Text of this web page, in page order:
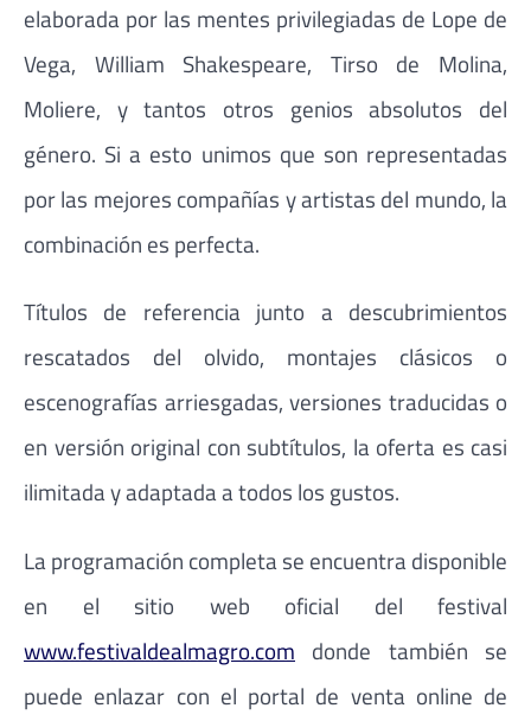
elaborada por las mentes privilegiadas de Lope de
Vega, William Shakespeare, Tirso de Molina,
Moliere, y tantos otros genios absolutos del
género. Si a esto unimos que son representadas
por las mejores compañías y artistas del mundo, la
combinación es perfecta.
Títulos de referencia junto a descubrimientos
rescatados del olvido, montajes clásicos o
escenografías arriesgadas, versiones traducidas o
en versión original con subtítulos, la oferta es casi
ilimitada y adaptada a todos los gustos.
La programación completa se encuentra disponible
en el sitio web oficial del festival
www.festivaldealmagro.com donde también se
puede enlazar con el portal de venta online de